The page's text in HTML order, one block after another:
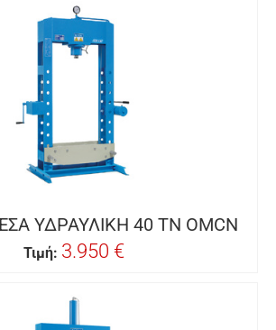
ΥΔΡΑΥΛΙΚΗ 40 ΤΝ OMCN
Τιμή: 3.950 €